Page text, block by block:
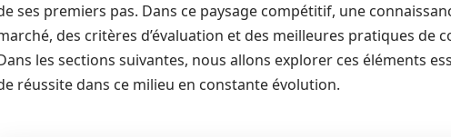
ses premiers pas. Dans ce paysage compétitif, une
des critères d’évaluation et des meilleures pratiques de
les sections suivantes, nous allons explorer ces éléments
réussite dans ce milieu en constante évolution.